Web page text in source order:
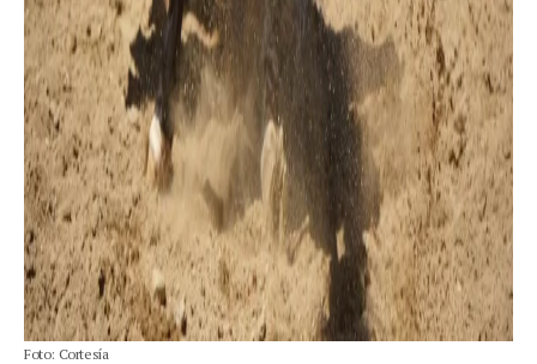
Foto: Cortesía